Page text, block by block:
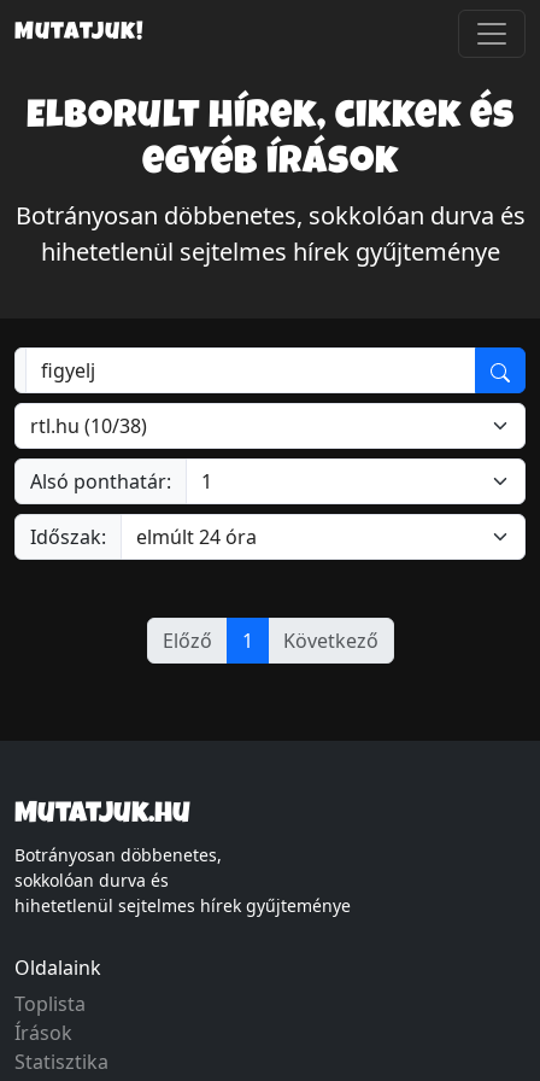
Mutatjuk!
Elborult hírek, cikkek és
egyéb írások
Botrányosan döbbenetes, sokkolóan durva és
hihetetlenül sejtelmes hírek gyűjteménye
Alsó ponthatár:
Időszak:
Előző 1 Következő
Mutatjuk.hu
Botrányosan döbbenetes,
sokkolóan durva és
hihetetlenül sejtelmes hírek gyűjteménye
Oldalaink
Toplista
Írások
Statisztika